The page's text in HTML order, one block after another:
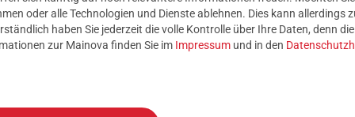
oder alle Technologien und Dienste ablehnen. Dies kann allerdings
haben Sie jederzeit die volle Kontrolle über Ihre Daten, denn
zur Mainova finden Sie im Impressum und in den
die Aufmerksamkeit unserer Hörer auf diese
und selbst zu helfen“ sagt Marie Ebert, Leiterin Marketing &